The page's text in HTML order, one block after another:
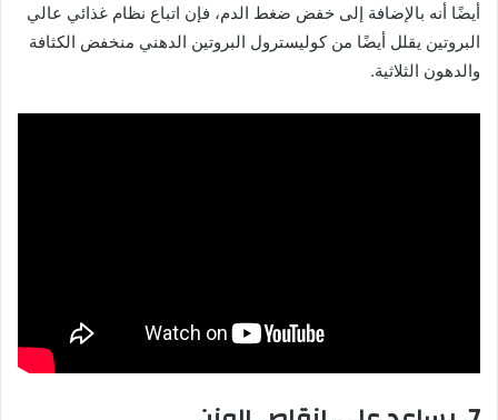
أيضًا أنه بالإضافة إلى خفض ضغط الدم، فإن اتباع نظام غذائي عالي
البروتين يقلل أيضًا من كوليسترول البروتين الدهني منخفض الكثافة
والدهون الثلاثية.